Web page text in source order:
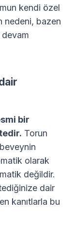
kendi özel
nedeni, bazen
bir
Torun
olarak
değildir.
dair
kanıtlarla bu